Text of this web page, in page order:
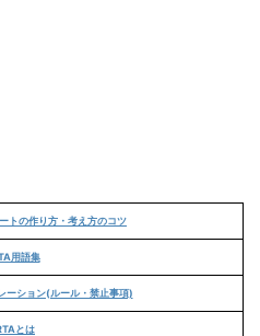
トの作り方・考え方のコツ
用語集
ーション(ルール・禁止事項)
とは